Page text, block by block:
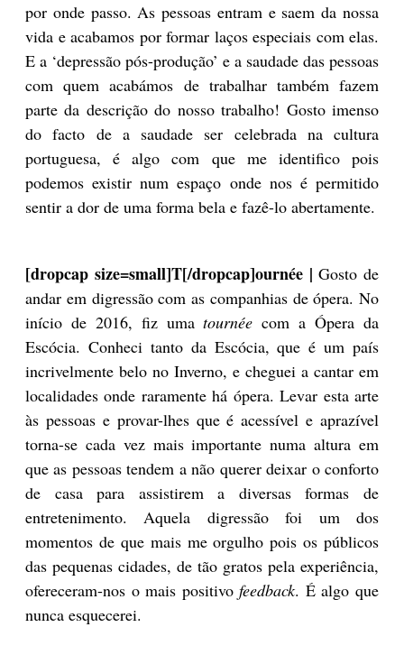
por onde passo. As pessoas entram e saem da nossa
vida e acabamos por formar laços especiais com elas.
E a ‘depressão pós-produção’ e a saudade das pessoas
com quem acabámos de trabalhar também fazem
parte da descrição do nosso trabalho! Gosto imenso
do facto de a saudade ser celebrada na cultura
portuguesa, é algo com que me identifico pois
podemos existir num espaço onde nos é permitido
sentir a dor de uma forma bela e fazê-lo abertamente.
[dropcap size=small]T[/dropcap]ournée | Gosto de
andar em digressão com as companhias de ópera. No
início de 2016, fiz umatournée com a Ópera da
Escócia. Conheci tanto da Escócia, que é um país
incrivelmente belo no Inverno, e cheguei a cantar em
localidades onde raramente há ópera. Levar esta arte
às pessoas e provar-lhes que é acessível e aprazível
torna-se cada vez mais importante numa altura em
que as pessoas tendem a não querer deixar o conforto
de casa para assistirem a diversas formas de
entretenimento. Aquela digressão foi um dos
momentos de que mais me orgulho pois os públicos
das pequenas cidades, de tão gratos pela experiência,
ofereceram-nos o mais positivofeedback. É algo que
nunca esquecerei.